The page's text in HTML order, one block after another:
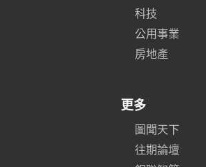
科技
公用事業
房地產
更多
圖聞天下
往期論壇